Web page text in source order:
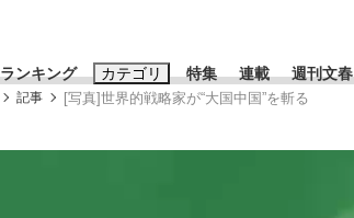
ランキング カテゴリ 特集 連載 週刊文春
記事 [写真]世界的戦略家が“大国中国”を斬る